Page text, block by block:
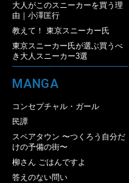
大人がこのスニーカーを買う理
由｜小澤匡行
教えて！ 東京スニーカー氏
東京スニーカー氏が選ぶ買うべ
き大人スニーカー3選
MANGA
コンセプチャル・ガール
民譚
スペアタウン 〜つくろう自分だ
けの予備の街〜
柳さん ごはんですよ
答えのない問い